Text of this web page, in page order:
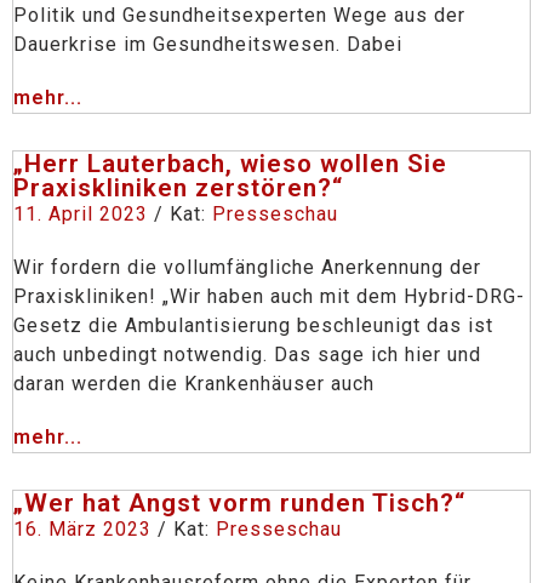
Politik und Gesundheitsexperten Wege aus der
Dauerkrise im Gesundheitswesen. Dabei
mehr...
„Herr Lauterbach, wieso wollen Sie
Praxiskliniken zerstören?“
11. April 2023 / Kat: Presseschau
Wir fordern die vollumfängliche Anerkennung der
Praxiskliniken! „Wir haben auch mit dem Hybrid-DRG-
Gesetz die Ambulantisierung beschleunigt das ist
auch unbedingt notwendig. Das sage ich hier und
daran werden die Krankenhäuser auch
mehr...
„Wer hat Angst vorm runden Tisch?“
16. März 2023 / Kat: Presseschau